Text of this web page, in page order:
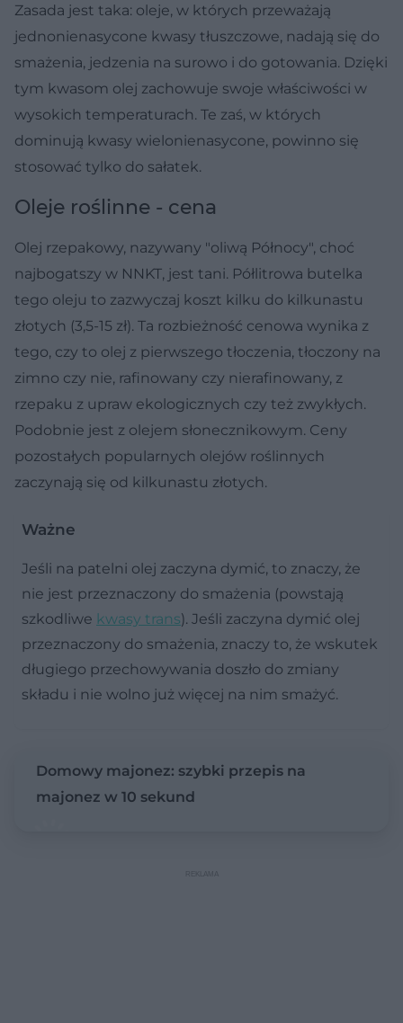
Zasada jest taka: oleje, w których przeważają
jednonienasycone kwasy tłuszczowe, nadają się do
smażenia, jedzenia na surowo i do gotowania. Dzięki
tym kwasom olej zachowuje swoje właściwości w
wysokich temperaturach. Te zaś, w których
dominują kwasy wielonienasycone, powinno się
stosować tylko do sałatek.
Oleje roślinne - cena
Olej rzepakowy, nazywany "oliwą Północy", choć
najbogatszy w NNKT, jest tani. Półlitrowa butelka
tego oleju to zazwyczaj koszt kilku do kilkunastu
złotych (3,5-15 zł). Ta rozbieżność cenowa wynika z
tego, czy to olej z pierwszego tłoczenia, tłoczony na
zimno czy nie, rafinowany czy nierafinowany, z
rzepaku z upraw ekologicznych czy też zwykłych.
Podobnie jest z olejem słonecznikowym. Ceny
pozostałych popularnych olejów roślinnych
zaczynają się od kilkunastu złotych.
Ważne
Jeśli na patelni olej zaczyna dymić, to znaczy, że
nie jest przeznaczony do smażenia (powstają
szkodliwe kwasy trans). Jeśli zaczyna dymić olej
przeznaczony do smażenia, znaczy to, że wskutek
długiego przechowywania doszło do zmiany
składu i nie wolno już więcej na nim smażyć.
Domowy majonez: szybki przepis na
majonez w 10 sekund